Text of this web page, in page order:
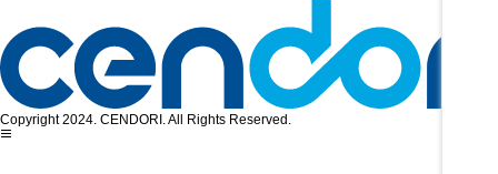
Copyright 2024. CENDORI. All Rights Reserved.